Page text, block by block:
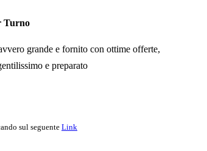
Turno
grande e fornito con ottime offerte,
e preparato
sul seguente Link